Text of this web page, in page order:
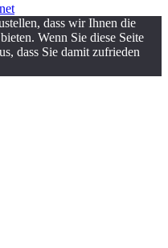
dass wir Ihnen die
Wenn Sie diese Seite
dass Sie damit zufrieden